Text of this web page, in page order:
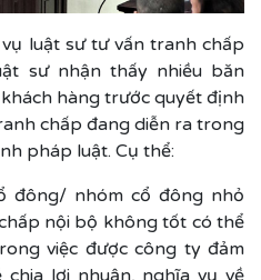
luật sư tư vấn tranh chấp
sư nhận thấy nhiều băn
hàng trước quyết định
chấp đang diễn ra trong
pháp luật. Cụ thể:
đông/ nhóm cổ đông nhỏ
nội bộ không tốt có thể
việc được công ty đảm
chia lợi nhuận, nghĩa vụ về